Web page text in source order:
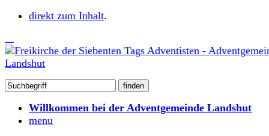
direkt zum Inhalt.
Willkommen bei der Adventgemeinde Landshut
menu